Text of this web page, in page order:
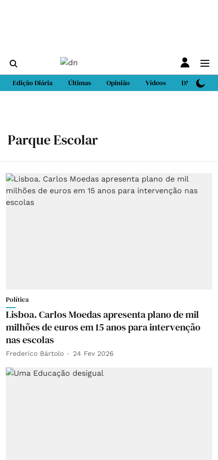
Edição Diária Últimas Opinião Vídeos DN Sport
Parque Escolar
Política
Lisboa. Carlos Moedas apresenta plano de mil
milhões de euros em 15 anos para intervenção
nas escolas
Frederico Bártolo 24 Fev 2026